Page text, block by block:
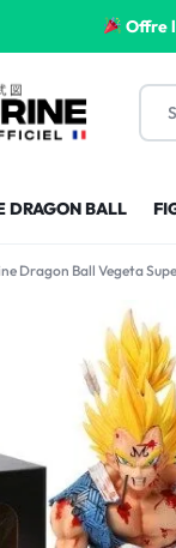
Offre
DRAGON BALL
Dragon Ball Vegeta